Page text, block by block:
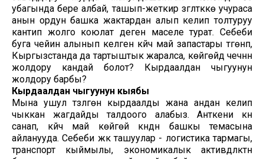
убагында бере албай, ташып-жеткирүү үзгүлтүккө учураса
анын ордун башка жактардан алып келип толтуруу
кантип жолго коюлат деген маселе турат. Себеби
буга чейин алынып келген күйүүчү май запастары түгөнүп,
Кыргызстанда да тартыштык жаралса, көйгөйдү чечүүнүн
жолдору кандай болот? Кырдаалдан чыгуунун
жолдору барбы?
Кырдаалдан чыгуунун кыябы
Мына ушул түзүлгөн кырдаалды жана андан келип
чыккан жагдайды талдоого алабыз. Анткени күн
санап, күйүүчү май көйгөйү күндүн башкы темасына
айланууда. Себеби жүк ташуулар - логистика тармагы,
транспорт кыймылы, экономикалык активдүүлүктүн